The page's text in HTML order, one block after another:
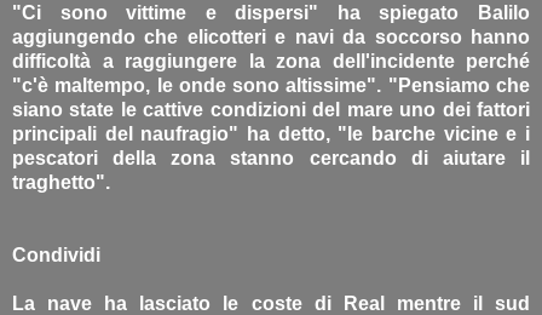
"Ci sono vittime e dispersi" ha spiegato Balilo
aggiungendo che elicotteri e navi da soccorso hanno
difficoltà a raggiungere la zona dell'incidente perché
"c'è maltempo, le onde sono altissime". "Pensiamo che
siano state le cattive condizioni del mare uno dei fattori
principali del naufragio" ha detto, "le barche vicine e i
pescatori della zona stanno cercando di aiutare il
traghetto".
Condividi
La nave ha lasciato le coste di Real mentre il sud